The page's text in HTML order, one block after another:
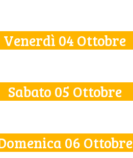
Venerdì 04 Ottobre
Sabato 05 Ottobre
06 Ottobre